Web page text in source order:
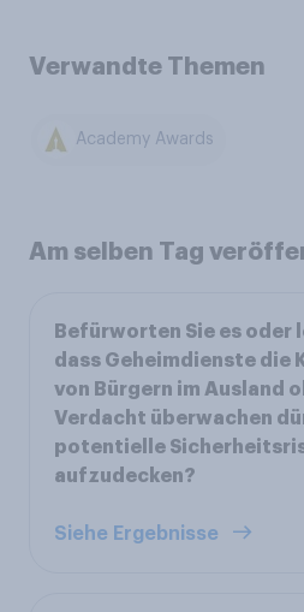
Verwandte Themen
Academy Awards
Am selben Tag
Befürworten Sie es oder
dass Geheimdienste die
von Bürgern im Ausland
Verdacht überwachen
potentielle
aufzudecken?
Siehe Ergebnisse